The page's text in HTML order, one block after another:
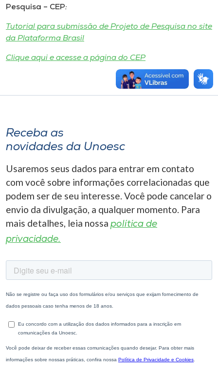
Pesquisa – CEP:
Tutorial para submissão de Projeto de Pesquisa no site
da Plataforma Brasil
Clique aqui e acesse a página do CEP
Receba as
novidades da Unoesc
Usaremos seus dados para entrar em contato
com você sobre informações correlacionadas que
podem ser de seu interesse. Você pode cancelar o
envio da divulgação, a qualquer momento. Para
mais detalhes, leia nossa política de
privacidade.